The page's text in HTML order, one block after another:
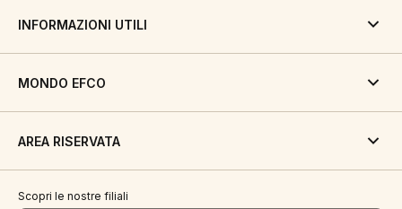
INFORMAZIONI UTILI
MONDO EFCO
AREA RISERVATA
Scopri le nostre filiali